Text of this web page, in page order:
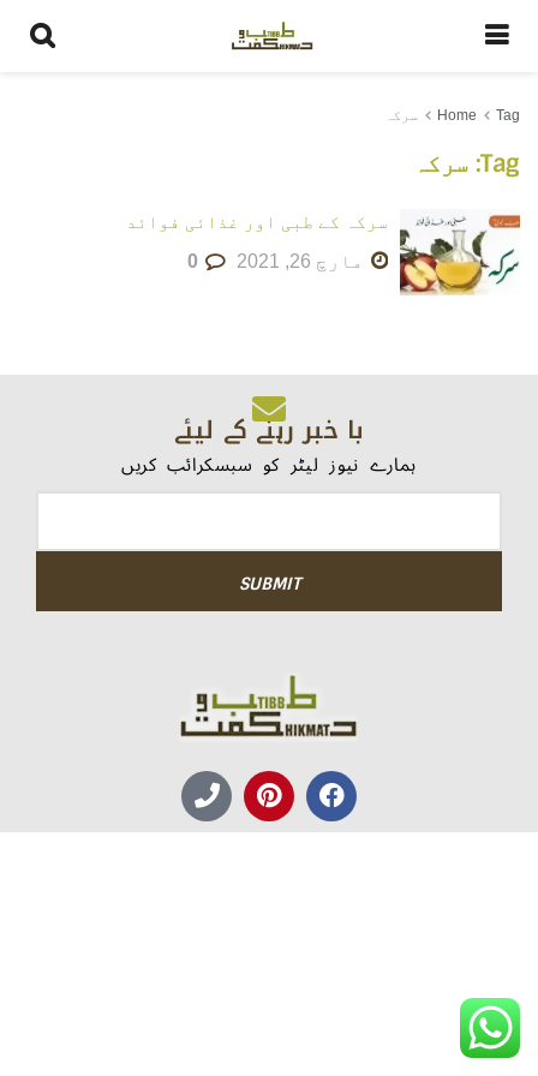
Home Tag سرکہ
Tag: سرکہ
سرکہ کے طبی اور غذائی فوائد
مارچ 26, 2021
با خبر رہنے کے لیئے
ہمارے نیوز لیٹر کو سبسکرائب کریں